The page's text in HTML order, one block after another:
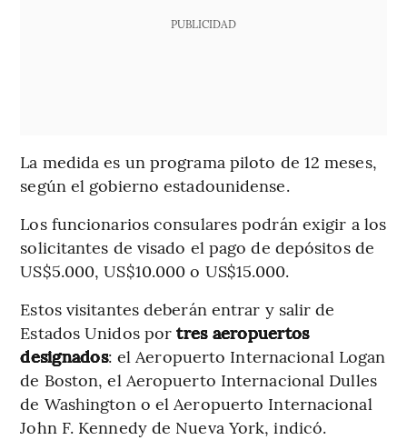
PUBLICIDAD
La medida es un programa piloto de 12 meses,
según el gobierno estadounidense.
Los funcionarios consulares podrán exigir a los
solicitantes de visado el pago de depósitos de
US$5.000, US$10.000 o US$15.000.
Estos visitantes deberán entrar y salir de
Estados Unidos por tres aeropuertos
designados: el Aeropuerto Internacional Logan
de Boston, el Aeropuerto Internacional Dulles
de Washington o el Aeropuerto Internacional
John F. Kennedy de Nueva York, indicó.